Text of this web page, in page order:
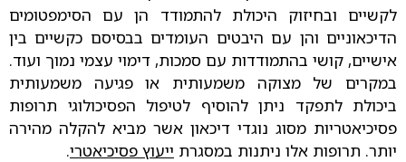
לקשיים ובחיזוק היכולת להתמודד הן עם הסימפטומים
הדיכאוניים והן עם היבטים העומדים בבסיסם כקשיים בין
אישיים, קושי בהתמודדות עם סמכות, דימוי עצמי נמוך ועוד.
במקרים של מצוקה משמעותית או פגיעה משמעותית
ביכולת לתפקד ניתן להוסיף לטיפול הפסיכולוגי תרופות
פסיכיאטריות מסוג נוגדי דיכאון אשר מביא להקלה מהירה
יותר. תרופות אלו ניתנות במסגרת ייעוץ פסיכיאטרי.